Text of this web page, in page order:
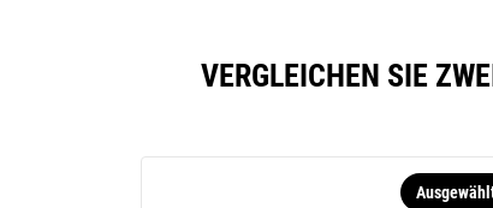
VERGLEICHEN SIE